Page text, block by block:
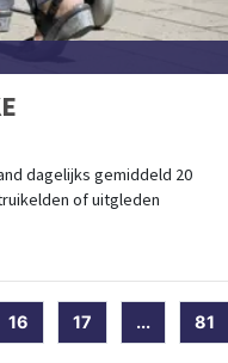
dagelijks gemiddeld 20
of uitgleden
16 17 ... 81